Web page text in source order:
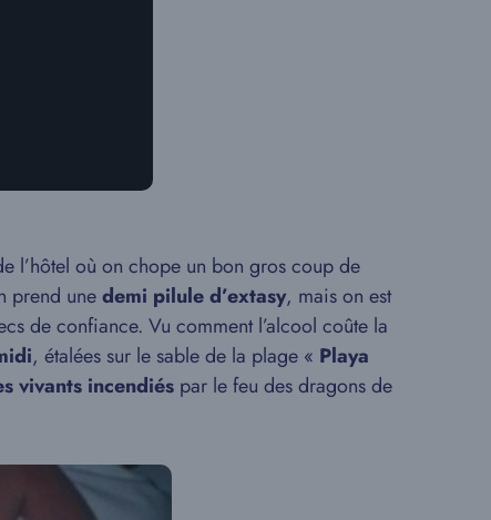
l’hôtel où on chope un bon gros coup de
prend unedemi pilule d’extasy, mais on est
de confiance. Vu comment l’alcool coûte la
, étalées sur le sable de la plage « Playa
vivants incendiés par le feu des dragons de